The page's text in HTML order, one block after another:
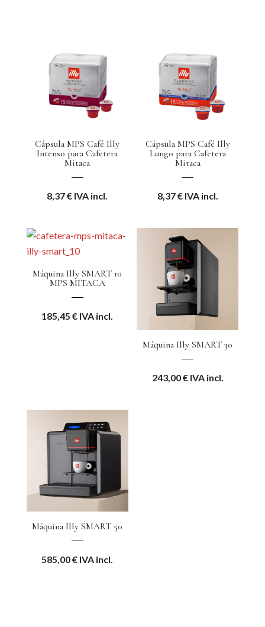
Cápsula MPS Café Illy
Intenso para Cafetera
Mitaca
8,37€ IVA incl.
Cápsula MPS Café Illy
Lungo para Cafetera
Mitaca
8,37€ IVA incl.
Máquina Illy SMART 10
MPS MITACA
185,45€ IVA incl.
Máquina Illy SMART 30
243,00€ IVA incl.
Máquina Illy SMART 50
585,00€ IVA incl.